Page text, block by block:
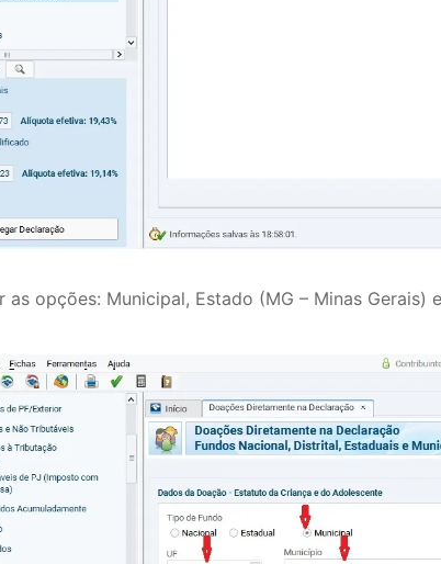
as opções: Municipal, Estado (MG – Minas Gerais)